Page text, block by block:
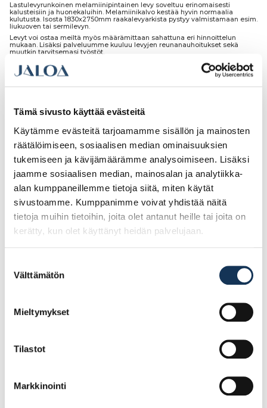
Tämä sivusto käyttää evästeitä
Käytämme evästeitä tarjoamamme sisällön ja mainosten
räätälöimiseen, sosiaalisen median ominaisuuksien
tukemiseen ja kävijämäärämme analysoimiseen. Lisäksi
jaamme sosiaalisen median, mainosalan ja analytiikka-
alan kumppaneillemme tietoja siitä, miten käytät
sivustoamme. Kumppanimme voivat yhdistää näitä
tietoja muihin tietoihin, joita olet antanut heille tai joita on
kerätty, kun olet käyttänyt heidän palvelujaan.
valinta
Välttämätön
Mieltymykset
Tilastot
Markkinointi
Lastulevyrunkoinen melamiinipintainen levy soveltuu erinomaisesti
kalusteisiin ja huonekaluihin. Melamiinikalvo kestää hyvin normaalia
kulutusta. Isosta 1830x2750mm raakalevyarkista pystyy valmistamaan esim.
liukuoven tai sermilevyn.
Levyt voi ostaa meiltä myös määrämittaan sahattuna eri hinnoittelun
mukaan. Lisäksi palveluumme kuuluu levyjen reunanauhoitukset sekä
muutkin tarvitsemasi työstöt.
Levyjen pintojen normaali puhdistaminen tehdään lievästi emäksisellä
puhdistusaineella ja vaikeammat tahrat alkoholia sisältävällä
puhdistusaineella. Hankaukseen suositellaan pehmeää kangasta tai
paperia.
Tutustu myös
hyllylevy
29.08€ /kpl(alv. 0%)